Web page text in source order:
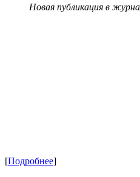
Новая публикация в
[Подробнее]